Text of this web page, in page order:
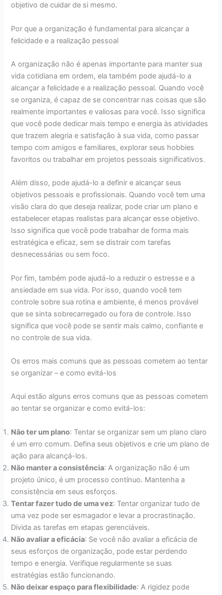
objetivo de cuidar de si mesmo.
Por que a organização é fundamental para alcançar a
felicidade e a realização pessoal
A organização não é apenas importante para manter sua
vida cotidiana em ordem, ela também pode ajudá-lo a
alcançar a felicidade e a realização pessoal. Quando você
se organiza, é capaz de se concentrar nas coisas que são
realmente importantes e valiosas para você. Isso significa
que você pode dedicar mais tempo e energia às atividades
que trazem alegria e satisfação à sua vida, como passar
tempo com amigos e familiares, explorar seus hobbies
favoritos ou trabalhar em projetos pessoais significativos.
Além disso, pode ajudá-lo a definir e alcançar seus
objetivos pessoais e profissionais. Quando você tem uma
visão clara do que deseja realizar, pode criar um plano e
estabelecer etapas realistas para alcançar esse objetivo.
Isso significa que você pode trabalhar de forma mais
estratégica e eficaz, sem se distrair com tarefas
desnecessárias ou sem foco.
Por fim, também pode ajudá-lo a reduzir o estresse e a
ansiedade em sua vida. Por isso, quando você tem
controle sobre sua rotina e ambiente, é menos provável
que se sinta sobrecarregado ou fora de controle. Isso
significa que você pode se sentir mais calmo, confiante e
no controle de sua vida.
Os erros mais comuns que as pessoas cometem ao tentar
se organizar – e como evitá-los
Aqui estão alguns erros comuns que as pessoas cometem
ao tentar se organizar e como evitá-los:
Não ter um plano: Tentar se organizar sem um plano claro
é um erro comum. Defina seus objetivos e crie um plano de
ação para alcançá-los.
Não manter a consistência: A organização não é um
projeto único, é um processo contínuo. Mantenha a
consistência em seus esforços.
Tentar fazer tudo de uma vez: Tentar organizar tudo de
uma vez pode ser esmagador e levar a procrastinação.
Divida as tarefas em etapas gerenciáveis.
Não avaliar a eficácia: Se você não avaliar a eficácia de
seus esforços de organização, pode estar perdendo
tempo e energia. Verifique regularmente se suas
estratégias estão funcionando.
Não deixar espaço para flexibilidade: A rigidez pode